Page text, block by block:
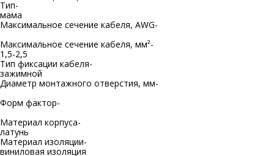
Тип-
мама
Максимальное сечение кабеля, AWG-
Максимальное сечение кабеля, мм²-
1,5-2,5
Тип фиксации кабеля-
зажимной
Диаметр монтажного отверстия, мм-
Форм фактор-
Материал корпуса-
латунь
Материал изоляции-
виниловая изоляция